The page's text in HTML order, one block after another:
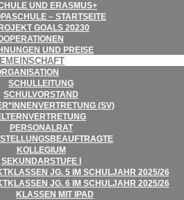
UND ERASMUS+
– STARTSEITE
GOALS 20230
UND PREISE
SCHUL­LEI­TUNG
SCHUL­VOR­STAND
(SV)
PER­SO­NAL­RAT
KOL­LE­GIUM
SEKUN­DAR­STUFE I
JG. 5 IM SCHUL­JAHR 2025/​​26
JG. 6 IM SCHUL­JAHR 2025/​​26
KLAS­SEN MIT IPAD